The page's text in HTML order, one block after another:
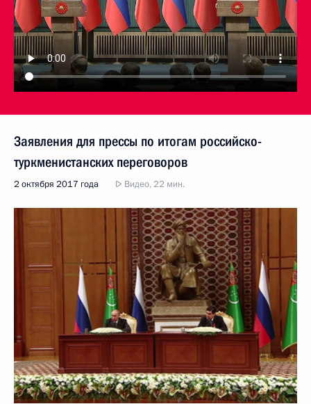
Заявления для прессы по итогам российско-
туркменистанских переговоров
2 октября 2017 года Видео, 22 мин.